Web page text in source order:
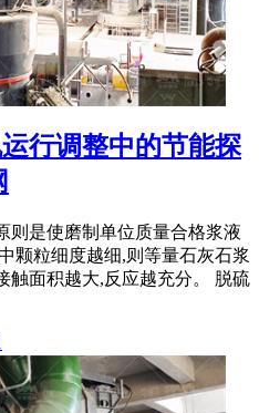
行调整中的节能探
则是使磨制单位质量合格浆液
颗粒细度越细,则等量石灰石浆
触面积越大,反应越充分。 脱硫